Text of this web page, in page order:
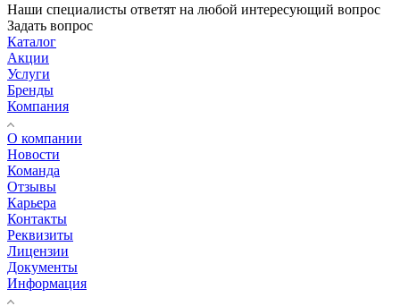
Наши специалисты ответят на любой интересующий вопрос
Задать вопрос
Каталог
Акции
Услуги
Бренды
Компания
О компании
Новости
Команда
Отзывы
Карьера
Контакты
Реквизиты
Лицензии
Документы
Информация